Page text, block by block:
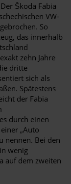
Škoda Fabia
VW-
So
das innerhalb
zehn Jahre
dritte
sich als
Spätestens
der Fabia
durch einen
„Auto
nennen. Bei den
wenig
auf dem zweiten